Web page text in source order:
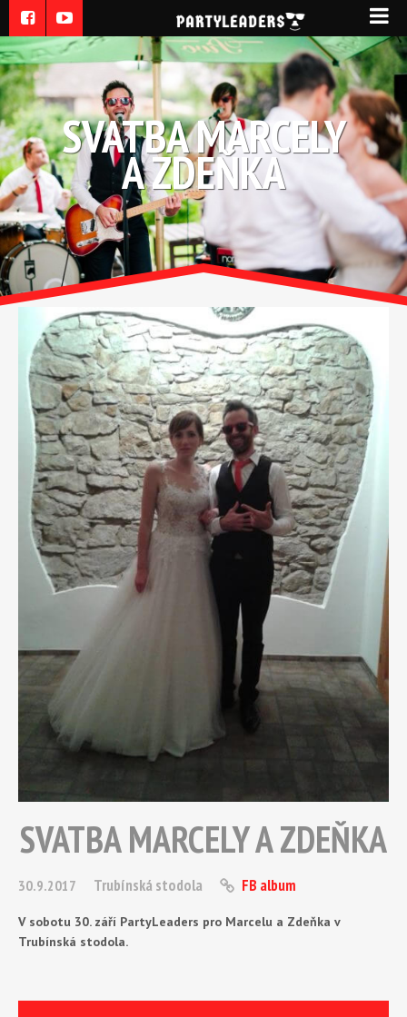
SVATBA MARCELY
A ZDEŇKA
SVATBA MARCELY A ZDEŇKA
30.9.2017 Trubínská stodola FB album
V sobotu 30. září PartyLeaders pro Marcelu a Zdeňka v
Trubínská stodola.